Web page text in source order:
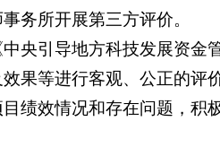
务所开展第三方评价。
央引导地方科技发展资金
果等进行客观、公正的评价
绩效情况和存在问题，积